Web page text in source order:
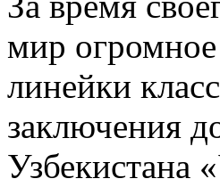
мир
линейки
заключения
Узбекистана